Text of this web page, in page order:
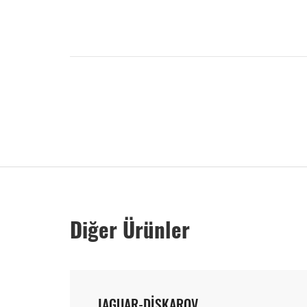
Diğer Ürünler